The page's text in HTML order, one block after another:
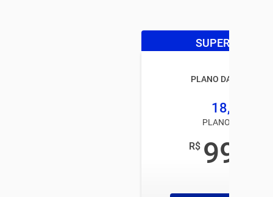
SUPER OFERTA
PLANO DA TIM
18,5GB
PLANO TIM PÓS
R$ 99